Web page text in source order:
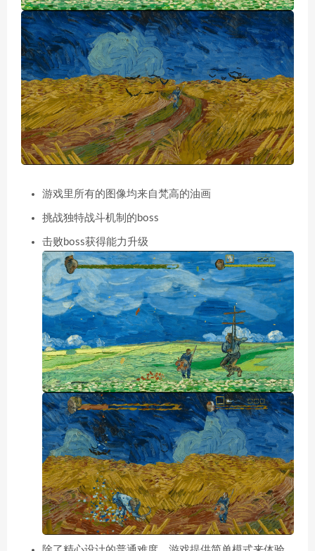
游戏里所有的图像均来自梵高的油画
挑战独特战斗机制的boss
击败boss获得能力升级